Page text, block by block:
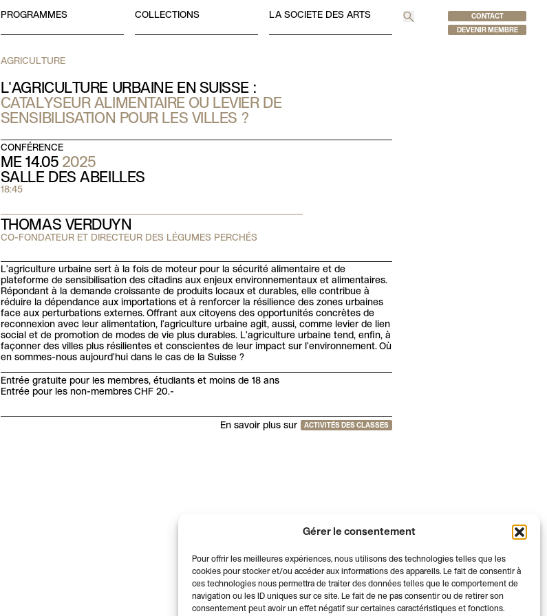
Gérer le consentement
Pour offrir les meilleures expériences, nous utilisons des technologies telles que les
cookies pour stocker et/ou accéder aux informations des appareils. Le fait de consentir à
ces technologies nous permettra de traiter des données telles que le comportement de
navigation ou les ID uniques sur ce site. Le fait de ne pas consentir ou de retirer son
consentement peut avoir un effet négatif sur certaines caractéristiques et fonctions.
PROGRAMMES COLLECTIONS LA SOCIETE DES ARTS
Recherche
CONTACT
DEVENIR MEMBRE
AGRICULTURE
L'AGRICULTURE URBAINE EN SUISSE :
CATALYSEUR ALIMENTAIRE OU LEVIER DE
SENSIBILISATION POUR LES VILLES ?
CONFÉRENCE
ME 14.05 2025
SALLE DES ABEILLES
18:45
THOMAS VERDUYN
CO-FONDATEUR ET DIRECTEUR DES LÉGUMES PERCHÉS
L’agriculture urbaine sert à la fois de moteur pour la sécurité alimentaire et de
plateforme de sensibilisation des citadins aux enjeux environnementaux et alimentaires.
Répondant à la demande croissante de produits locaux et durables, elle contribue à
réduire la dépendance aux importations et à renforcer la résilience des zones urbaines
face aux perturbations externes. Offrant aux citoyens des opportunités concrètes de
reconnexion avec leur alimentation, l’agriculture urbaine agit, aussi, comme levier de lien
social et de promotion de modes de vie plus durables. L’agriculture urbaine tend, enfin, à
façonner des villes plus résilientes et conscientes de leur impact sur l’environnement. Où
en sommes-nous aujourd’hui dans le cas de la Suisse ?
Entrée gratuite pour les membres, étudiants et moins de 18 ans
Entrée pour les non-membres CHF 20.-
En savoir plus sur ACTIVITÉS DES CLASSES